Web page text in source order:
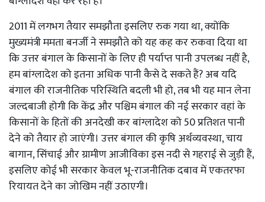
2011 में लगभग तैयार समझौता इसलिए रुक गया था, क्योंकि
मुख्यमंत्री ममता बनर्जी ने समझौते को यह कह कर रुकवा दिया था
कि उत्तर बंगाल के किसानों के लिए ही पर्याप्त पानी उपलब्ध नहीं है,
हम बांग्लादेश को इतना अधिक पानी कैसे दे सकते हैं? अब यदि
बंगाल की राजनीतिक परिस्थिति बदली भी हो, तब भी यह मान लेना
जल्दबाजी होगी कि केंद्र और पश्चिम बंगाल की नई सरकार वहां के
किसानों के हितों की अनदेखी कर बांग्लादेश को 50 प्रतिशत पानी
देने को तैयार हो जाएंगी। उत्तर बंगाल की कृषि अर्थव्यवस्था, चाय
बागान, सिंचाई और ग्रामीण आजीविका इस नदी से गहराई से जुड़ी हैं,
इसलिए कोई भी सरकार केवल भू-राजनीतिक दबाव में एकतरफा
रियायत देने का जोखिम नहीं उठाएगी।